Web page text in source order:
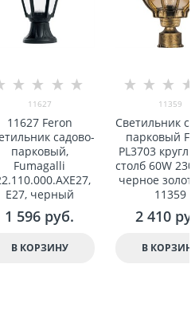
11627
11627 Feron
садово-
парковый,
Fumagalli
E27, черный
1 596 руб.
В КОРЗИНУ
11359
Светильник
парковый
PL3703
столб 60W
черное
11359
2 410
В